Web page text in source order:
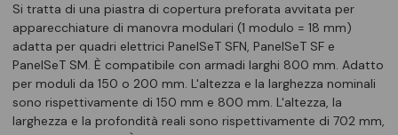
Si tratta di una piastra di copertura preforata avvitata per
apparecchiature di manovra modulari (1 modulo = 18 mm)
adatta per quadri elettrici PanelSeT SFN, PanelSeT SF e
PanelSeT SM. È compatibile con armadi larghi 800 mm. Adatto
per moduli da 150 o 200 mm. L'altezza e la larghezza nominali
sono rispettivamente di 150 mm e 800 mm. L'altezza, la
larghezza e la profondità reali sono rispettivamente di 702 mm,